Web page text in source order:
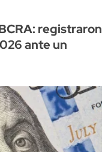
registraron
ante un